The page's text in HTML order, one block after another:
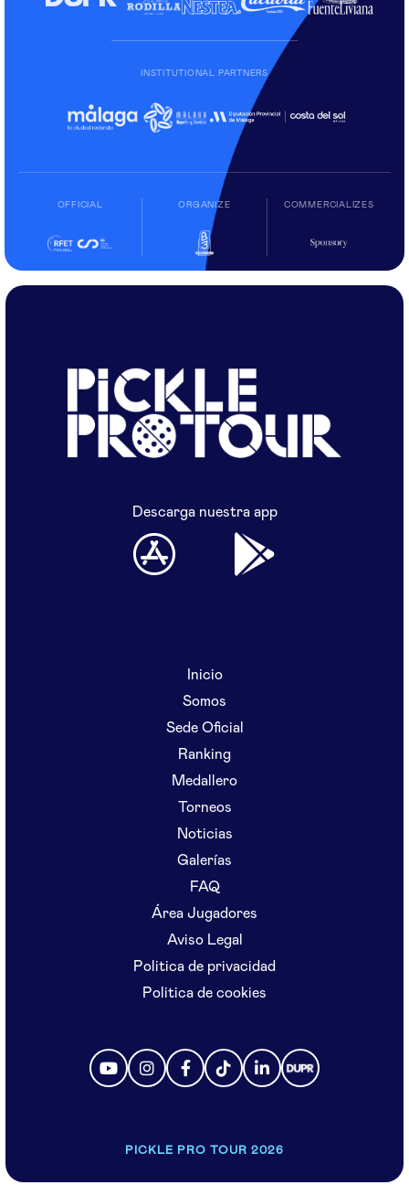
INSTITUTIONAL PARTNERS
OFFICIAL ORGANIZE COMMERCIALIZES
Descarga nuestra app
Inicio
Somos
Sede Oficial
Ranking
Medallero
Torneos
Noticias
Galerías
FAQ
Área Jugadores
Aviso Legal
Politica de privacidad
Politica de cookies
PICKLE PRO TOUR 2026